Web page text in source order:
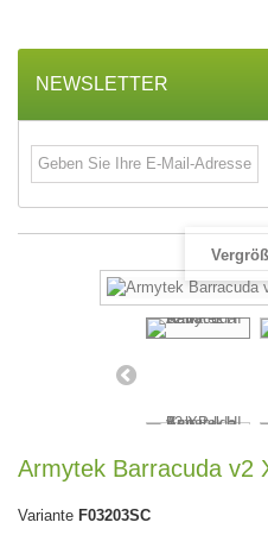
NEWSLETTER
Armytek Barracuda v2
Variante F03203SC